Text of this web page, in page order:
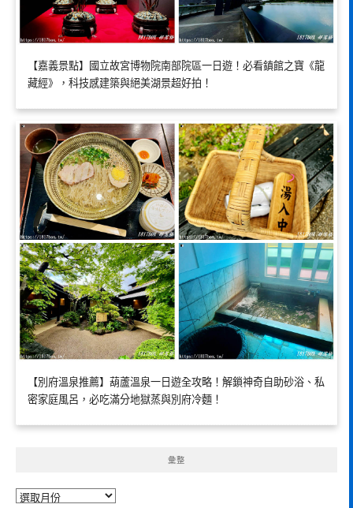
【嘉義景點】國立故宮博物院南部院區一日遊！必看鎮館之寶《龍
藏經》，科技感建築與絕美湖景超好拍！
【別府溫泉推薦】葫蘆溫泉一日遊全攻略！解鎖神奇自助砂浴、私
密家庭風呂，必吃滿分地獄蒸與別府冷麵！
彙整
彙